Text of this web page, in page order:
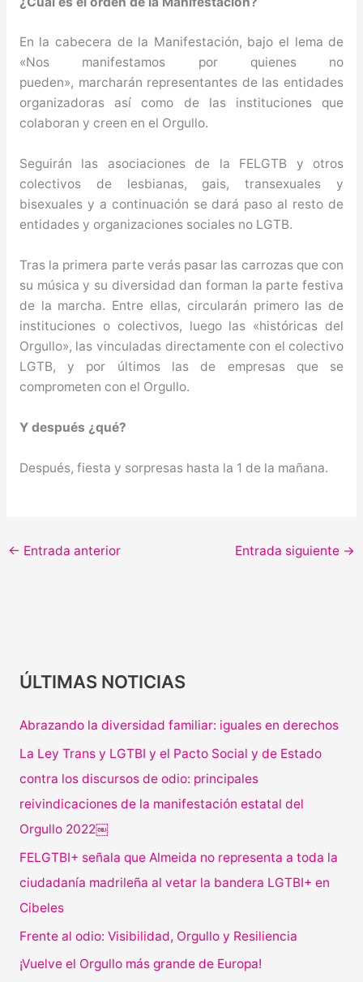
En la cabecera de la Manifestación, bajo el lema de
«Nos manifestamos por quienes no
pueden», marcharán representantes de las entidades
organizadoras así como de las instituciones que
colaboran y creen en el Orgullo.
Seguirán las asociaciones de la FELGTB y otros
colectivos de lesbianas, gais, transexuales y
bisexuales y a continuación se dará paso al resto de
entidades y organizaciones sociales no LGTB.
Tras la primera parte verás pasar las carrozas que con
su música y su diversidad dan forman la parte festiva
de la marcha. Entre ellas, circularán primero las de
instituciones o colectivos, luego las «históricas del
Orgullo», las vinculadas directamente con el colectivo
LGTB, y por últimos las de empresas que se
comprometen con el Orgullo.
Y después ¿qué?
Después, fiesta y sorpresas hasta la 1 de la mañana.
← Entrada anterior Entrada siguiente →
ÚLTIMAS NOTICIAS
Abrazando la diversidad familiar: iguales en derechos
La Ley Trans y LGTBI y el Pacto Social y de Estado
contra los discursos de odio: principales
reivindicaciones de la manifestación estatal del
Orgullo 2022￼
FELGTBI+ señala que Almeida no representa a toda la
ciudadanía madrileña al vetar la bandera LGTBI+ en
Cibeles
Frente al odio: Visibilidad, Orgullo y Resiliencia
¡Vuelve el Orgullo más grande de Europa!